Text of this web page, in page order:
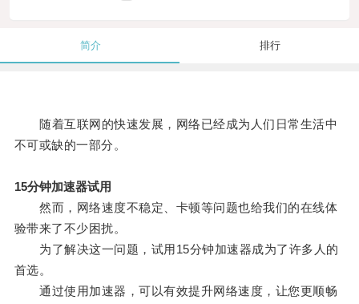
简介 排行
随着互联网的快速发展，网络已经成为人们日常生活中
不可或缺的一部分。
15分钟加速器试用
然而，网络速度不稳定、卡顿等问题也给我们的在线体
验带来了不少困扰。
为了解决这一问题，试用15分钟加速器成为了许多人的
首选。
通过使用加速器，可以有效提升网络速度，让您更顺畅